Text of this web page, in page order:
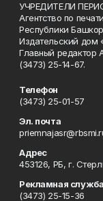
УЧРЕДИТЕЛИ
Агентство по
Республики
Издательский дом
Главный редактор
(3473) 25-14-67.
Телефон
(3473) 25-01-57
Эл. почта
Адрес
453126, РБ, г.
Рекламная служба
(3473) 25-15-36